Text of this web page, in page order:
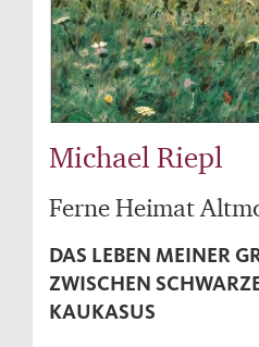
Michael Riepl
Ferne Heimat
DAS LEBEN MEINER
WISCHEN
AUKASUS